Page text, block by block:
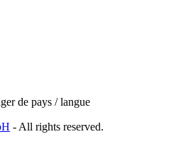
de pays / langue
- All rights reserved.